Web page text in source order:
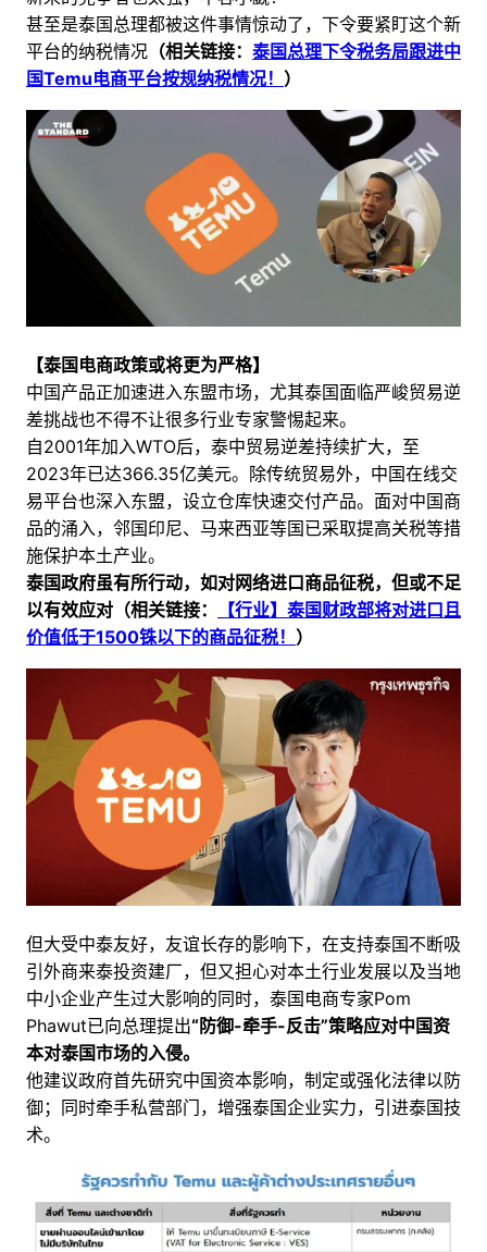
甚至是泰国总理都被这件事情惊动了，下令要紧盯这个新
平台的纳税情况 （相关链接： 泰国总理下令税务局跟进中
国Temu电商平台按规纳税情况！ ）
【泰国电商政策或将更为严格】
中国产品正加速进入东盟市场，尤其泰国面临严峻贸易逆
差挑战也不得不让很多行业专家警惕起来。
自2001年加入WTO后，泰中贸易逆差持续扩大，至
2023年已达366.35亿美元。除传统贸易外，中国在线交
易平台也深入东盟，设立仓库快速交付产品。面对中国商
品的涌入，邻国印尼、马来西亚等国已采取提高关税等措
施保护本土产业。
泰国政府虽有所行动，如对网络进口商品征税，但或不足
以有效应对 （相关链接：
【行业】泰国财政部将对进口且
价值低于1500铢以下的商品征税！ ）
但大受中泰友好，友谊长存的影响下，在支持泰国不断吸
引外商来泰投资建厂，但又担心对本土行业发展以及当地
中小企业产生过大影响的同时，泰国电商专家Pom
Phawut已向总理提出“防御-牵手-反击”策略应对中国资
本对泰国市场的入侵。
他建议政府首先研究中国资本影响，制定或强化法律以防
御；同时牵手私营部门，增强泰国企业实力，引进泰国技
术。